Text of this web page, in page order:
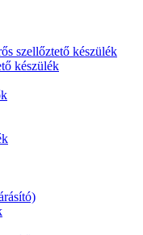
szellőztető készülék
készülék